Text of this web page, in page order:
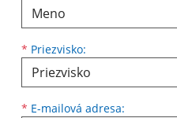
* Priezvisko:
* E-mailová adresa: